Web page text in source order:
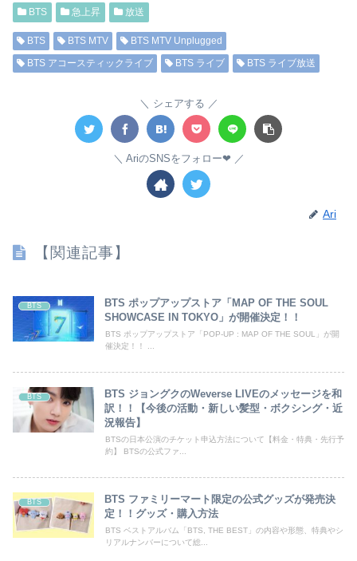
BTS 急上昇 放送
BTS BTS MTV
BTS MTV Unplugged
BTS アコースティックライブ
BTS ライブ BTS ライブ放送
シェアする
AriのSNSをフォロー❤︎
Ari
【関連記事】
BTS
BTS ポップアップストア「MAP OF THE SOUL
SHOWCASE IN TOKYO」が開催決定！！
BTS ポップアップストア「POP-UP : MAP OF THE SOUL」が開
催決定！！ ...
BTS
BTS ジョングクのWeverse LIVEのメッセージを和
訳！！【今後の活動・新しい髪型・ボクシング・近
況報告】
BTSの日本公演のチケット申込方法について【料金・特典・先行予
約】 BTSの公式ファ...
BTS
BTS ファミリーマート限定の公式グッズが発売決
定！！グッズ・購入方法
BTS ベストアルバム「BTS, THE BEST」の内容や形態、特典やシ
リアルナンバーについて総...